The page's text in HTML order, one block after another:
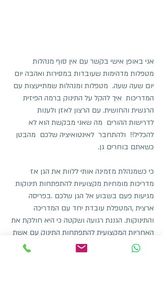
אני באופן אישי בקשר עם אין סוף מנהלות
מטפלות מדהימות שעובדות במסירות ואהבה יום
יום שעה שעה.  מטפלות ומנהלות שמתייעצות עם
המדריכות  איך להקל על התינוק ברמה הפיזית
הרגשית והחושית. עם הרצון לאזן ולענות
לדרישות ההורים  מה שאני מבקשת הוא לא
להכליל!!  ולהתחבר  לאינטואיציה שלכם  מהבטן
כשאתם בוחרים גן.
כי כשמנהלת מזמינה אותי ללוות את הגן אז
מדריכות מומחיות מקצועיות להתפתחות תינוקות
מגיעות פעם בשבוע אל הגן שלכם .בפריסה
ארצית ,המטפלת עובדת יחד עם המדריכה
והתינוקות. הגננת רגועה ושקטה כי היא חולקת את
האחריות המקצועית להתפתחות התינוק עם אשת
מקצוע, ואתם מקבלים דוח מפורט ומעקב אחר